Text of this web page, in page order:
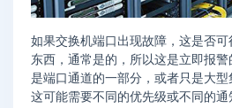
如果交换机端口出现故障，这是否
东西，通常是的，所以这是立即报
是端口通道的一部分，或者只是大
这可能需要不同的优先级或不同的